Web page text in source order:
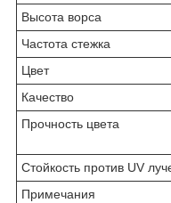
Высота ворса
Частота стежка
Цвет
Качество
Прочность цвета
Стойкость против UV
Примечания